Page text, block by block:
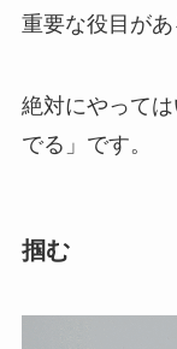
重要な役目があ
絶対にやって
でる」です。
掴む